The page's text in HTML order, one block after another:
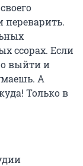
переварить.
ссорах. Если
выйти и
А
Только в